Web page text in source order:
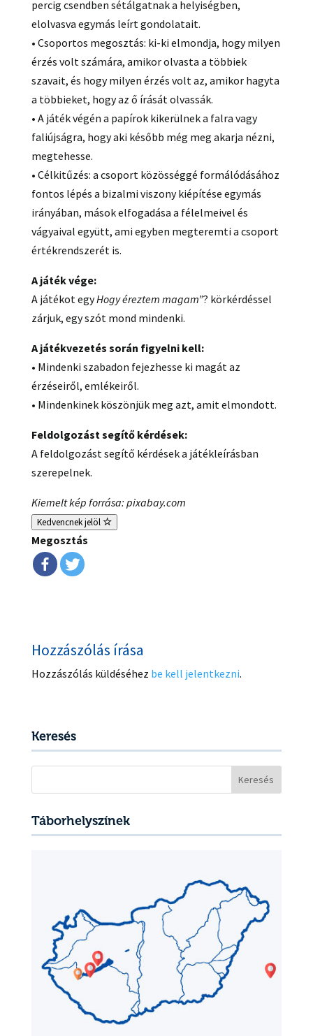
percig csendben sétálgatnak a helyiségben,
elolvasva egymás leírt gondolatait.
• Csoportos megosztás: ki-ki elmondja, hogy milyen
érzés volt számára, amikor olvasta a többiek
szavait, és hogy milyen érzés volt az, amikor hagyta
a többieket, hogy az ő írását olvassák.
• A játék végén a papírok kikerülnek a falra vagy
faliújságra, hogy aki később még meg akarja nézni,
megtehesse.
• Célkitűzés: a csoport közösséggé formálódásához
fontos lépés a bizalmi viszony kiépítése egymás
irányában, mások elfogadása a félelmeivel és
vágyaival együtt, ami egyben megteremti a csoport
értékrendszerét is.
A játék vége:
A játékot egyHogy éreztem magam”? körkérdéssel
zárjuk, egy szót mond mindenki.
A játékvezetés során figyelni kell:
• Mindenki szabadon fejezhesse ki magát az
érzéseiről, emlékeiről.
• Mindenkinek köszönjük meg azt, amit elmondott.
Feldolgozást segítő kérdések:
A feldolgozást segítő kérdések a játékleírásban
szerepelnek.
Kiemelt kép forrása: pixabay.com
Kedvencnek jelöl
Megosztás
Hozzászólás írása
Hozzászólás küldéséhez be kell jelentkezni.
Keresés
Táborhelyszínek